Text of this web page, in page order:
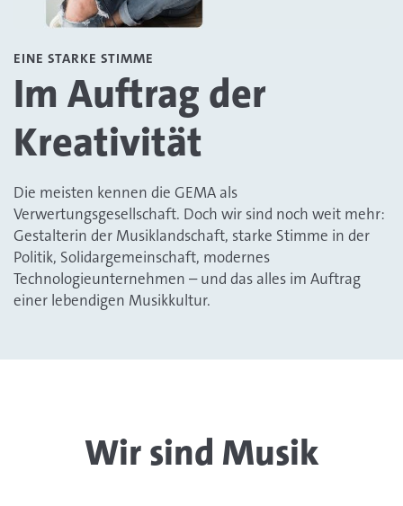
EINE STARKE STIMME
Im Auftrag der
Kreativität
Die meisten kennen die GEMA als
Verwertungsgesellschaft. Doch wir sind noch weit mehr:
Gestalterin der Musiklandschaft, starke Stimme in der
Politik, Solidargemeinschaft, modernes
Technologieunternehmen – und das alles im Auftrag
einer lebendigen Musikkultur.
Wir sind Musik